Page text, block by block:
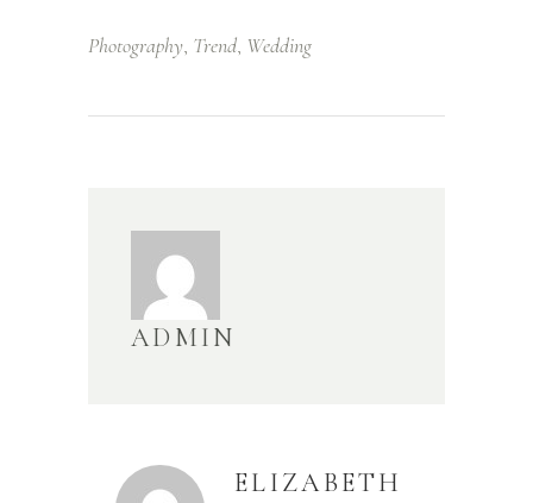
Photography, Trend, Wedding
ADMIN
ELIZABETH